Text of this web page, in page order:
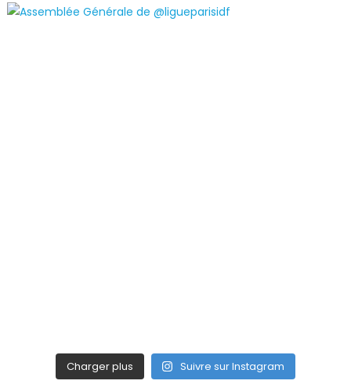
Charger plus Suivre sur Instagram